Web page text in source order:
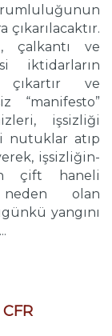
çalkantı ve
iktidarların
çıkartır ve
“manifesto”
işsizliği
nutuklar atıp
işsizliğin-
çift haneli
neden olan
yangını